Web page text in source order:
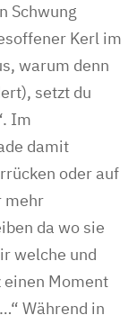
Schwung
Kerl im
warum denn
setzt du
Im
damit
oder auf
mehr
da wo sie
welche und
einen Moment
Während in